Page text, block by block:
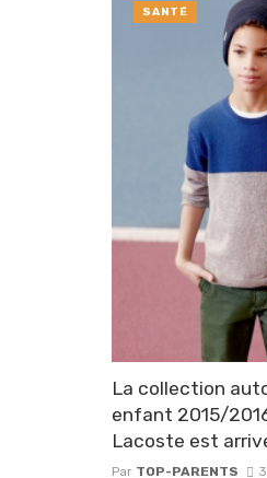
La collection
enfant 2015/
Lacoste est
Par TOP-PARENTS
SANTÉ